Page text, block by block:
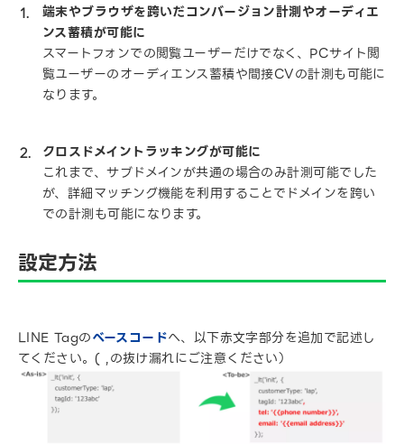
端末やブラウザを跨いだコンバージョン計測やオーディエ
ンス蓄積が可能に
スマートフォンでの閲覧ユーザーだけでなく、PCサイト閲
覧ユーザーのオーディエンス蓄積や間接CVの計測も可能に
なります。
クロスドメイントラッキングが可能に
これまで、サブドメインが共通の場合のみ計測可能でした
が、詳細マッチング機能を利用することでドメインを跨い
での計測も可能になります。
設定方法
LINE Tagのベースコードへ、以下赤文字部分を追加で記述し
てください。( ,の抜け漏れにご注意ください）​